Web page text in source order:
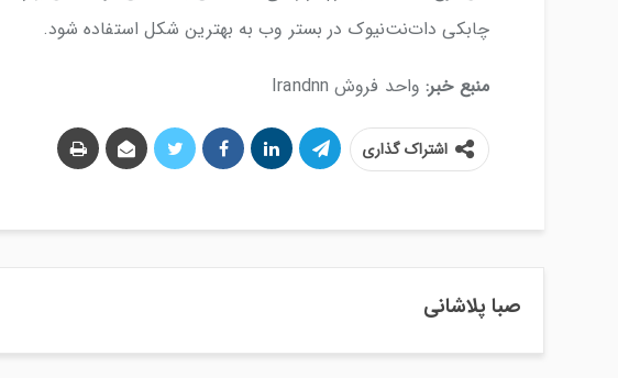
چابکی دات‌نت‌نیوک در بستر وب به بهترین شکل استفاده شود.
منبع خبر: واحد فروش Irandnn
اشتراک گذاری
صبا پلاشانی